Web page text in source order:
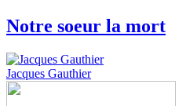
Notre soeur la mort
Jacques Gauthier